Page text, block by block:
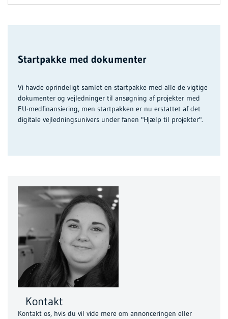
Startpakke med dokumenter
Vi havde oprindeligt samlet en startpakke med alle de vigtige
dokumenter og vejledninger til ansøgning af projekter med
EU-medfinansiering, men startpakken er nu erstattet af det
digitale vejledningsunivers under fanen "Hjælp til projekter".
Kontakt
Kontakt os, hvis du vil vide mere om annonceringen eller